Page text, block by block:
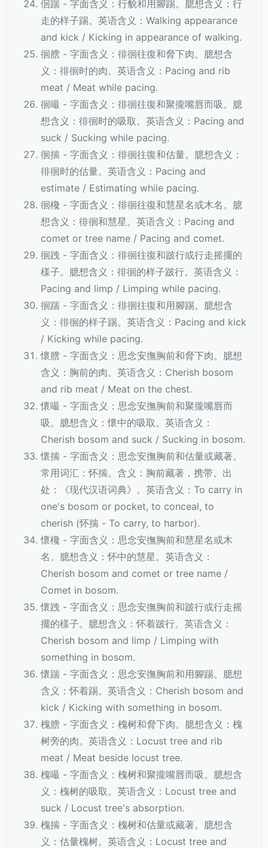
佪踹 - 字面含义：行貌和用腳踢。臆想含义：行
走的样子踢。英语含义：Walking appearance
and kick / Kicking in appearance of walking.
徊膪 - 字面含义：徘徊往復和脅下肉。臆想含
义：徘徊时的肉。英语含义：Pacing and rib
meat / Meat while pacing.
徊嘬 - 字面含义：徘徊往復和聚攏嘴唇而吸。臆
想含义：徘徊时的吸取。英语含义：Pacing and
suck / Sucking while pacing.
徊揣 - 字面含义：徘徊往復和估量。臆想含义：
徘徊时的估量。英语含义：Pacing and
estimate / Estimating while pacing.
徊欃 - 字面含义：徘徊往復和慧星名或木名。臆
想含义：徘徊和慧星。英语含义：Pacing and
comet or tree name / Pacing and comet.
徊跩 - 字面含义：徘徊往復和跛行或行走摇擺的
樣子。臆想含义：徘徊的样子跛行。英语含义：
Pacing and limp / Limping while pacing.
徊踹 - 字面含义：徘徊往復和用腳踢。臆想含
义：徘徊的样子踢。英语含义：Pacing and kick
/ Kicking while pacing.
懷膪 - 字面含义：思念安撫胸前和脅下肉。臆想
含义：胸前的肉。英语含义：Cherish bosom
and rib meat / Meat on the chest.
懷嘬 - 字面含义：思念安撫胸前和聚攏嘴唇而
吸。臆想含义：懷中的吸取。英语含义：
Cherish bosom and suck / Sucking in bosom.
懷揣 - 字面含义：思念安撫胸前和估量或藏著。
常用词汇：怀揣。含义：胸前藏著，携带。出
处：《现代汉语词典》。英语含义：To carry in
one's bosom or pocket, to conceal, to
cherish (怀揣 - To carry, to harbor).
懷欃 - 字面含义：思念安撫胸前和慧星名或木
名。臆想含义：怀中的慧星。英语含义：
Cherish bosom and comet or tree name /
Comet in bosom.
懷跩 - 字面含义：思念安撫胸前和跛行或行走摇
擺的樣子。臆想含义：怀着跛行。英语含义：
Cherish bosom and limp / Limping with
something in bosom.
懷踹 - 字面含义：思念安撫胸前和用腳踢。臆想
含义：怀着踢。英语含义：Cherish bosom and
kick / Kicking with something in bosom.
槐膪 - 字面含义：槐树和脅下肉。臆想含义：槐
树旁的肉。英语含义：Locust tree and rib
meat / Meat beside locust tree.
槐嘬 - 字面含义：槐树和聚攏嘴唇而吸。臆想含
义：槐树的吸取。英语含义：Locust tree and
suck / Locust tree's absorption.
槐揣 - 字面含义：槐树和估量或藏著。臆想含
义：估量槐树。英语含义：Locust tree and